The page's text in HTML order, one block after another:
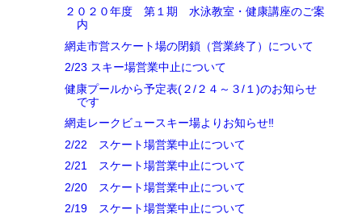
２０２０年度 第１期 水泳教室・健康講座のご案
内
網走市営スケート場の閉鎖（営業終了）について
2/23 スキー場営業中止について
健康プールから予定表(２/２４～３/１)のお知らせ
です
網走レークビュースキー場よりお知らせ‼
2/22 スケート場営業中止について
2/21 スケート場営業中止について
2/20 スケート場営業中止について
2/19 スケート場営業中止について